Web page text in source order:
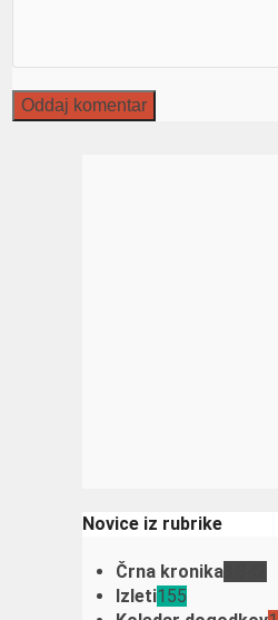
Novice iz rubrike
Črna kronika
Izleti155